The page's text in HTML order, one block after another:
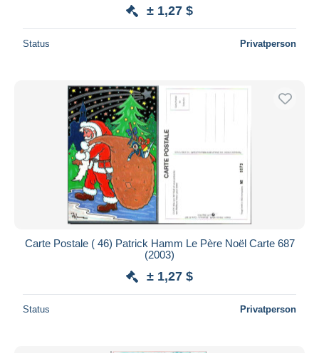
± 1,27 $
Status Privatperson
Carte Postale ( 46) Patrick Hamm Le Père Noël Carte 687
(2003)
± 1,27 $
Status Privatperson